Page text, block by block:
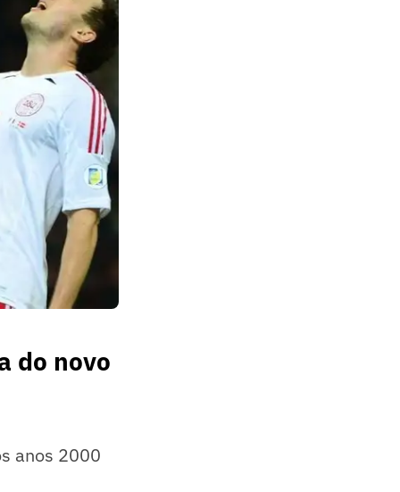
do novo
anos 2000